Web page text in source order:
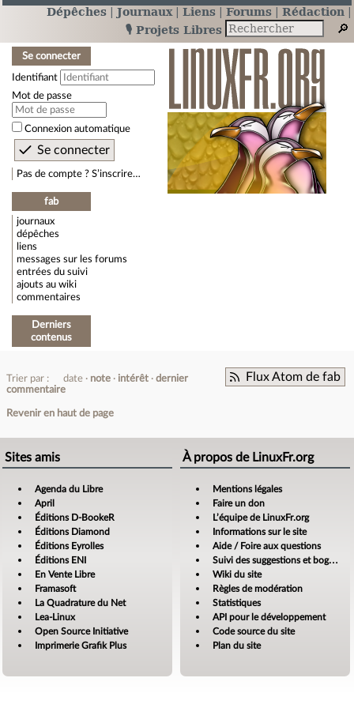
Dépêches Journaux Liens Forums
Rédaction
🎙️ Projets Libres
Se connecter
Identifiant
Mot de passe
Connexion automatique
Pas de compte ? S’inscrire…
fab
journaux
dépêches
liens
messages sur les forums
entrées du suivi
ajouts au wiki
commentaires
Derniers
contenus
Flux Atom de fab
Trier par : date note intérêt
dernier
commentaire
Revenir en haut de page
Sites amis
Agenda du Libre
April
Éditions D-BookeR
Éditions Diamond
Éditions Eyrolles
Éditions ENI
En Vente Libre
Framasoft
La Quadrature du Net
Lea-Linux
Open Source Initiative
Imprimerie Grafik Plus
À propos de LinuxFr.org
Mentions légales
Faire un don
L’équipe de LinuxFr.org
Informations sur le site
Aide / Foire aux questions
Suivi des suggestions et bogues
Wiki du site
Règles de modération
Statistiques
API pour le développement
Code source du site
Plan du site